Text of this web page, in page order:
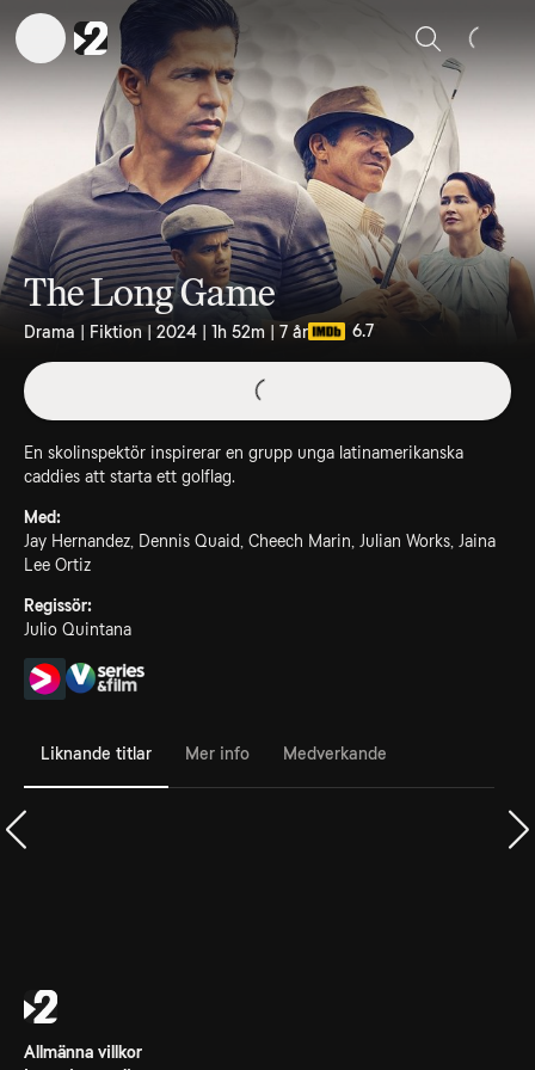
Sök
The Long Game
Drama | Fiktion | 2024 | 1h 52m | 7 år 6.7
En skolinspektör inspirerar en grupp unga latinamerikanska
caddies att starta ett golflag.
Med:
Jay Hernandez, Dennis Quaid, Cheech Marin, Julian Works, Jaina
Lee Ortiz
Regissör:
Julio Quintana
Liknande titlar Mer info Medverkande
Allmänna villkor